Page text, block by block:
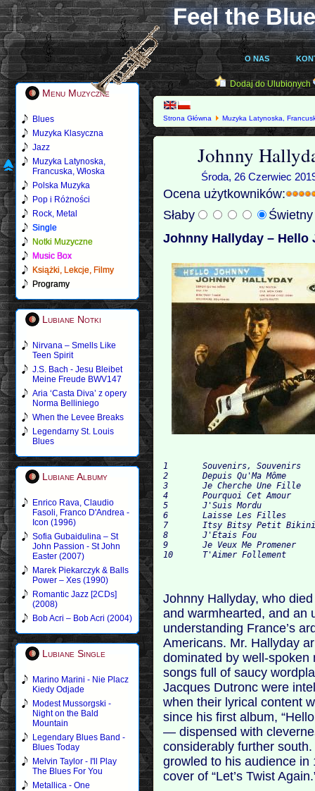
Feel the
O NAS
Menu Muzyczne
Blues
Muzyka Klasyczna
Jazz
Muzyka Latynoska,
Francuska, Włoska
Polska Muzyka
Pop i Różności
Rock, Metal
Single
Notki Muzyczne
Music Box
Książki, Lekcje, Filmy
Programy
Lubiane Notki
Nirvana – Smells Like
Teen Spirit
J.S. Bach - Jesu Bleibet
Meine Freude BWV147
Aria ‘Casta Diva’ z opery
Norma Belliniego
When the Levee Breaks
Legendarny St. Louis
Blues
Lubiane Albumy
Enrico Rava, Claudio
Fasoli, Franco D'Andrea -
Icon (1996)
Sofia Gubaidulina – St
John Passion - St John
Easter (2007)
Marek Piekarczyk & Balls
Power – Xes (1990)
Romantic Jazz [2CDs]
(2008)
Bob Acri – Bob Acri (2004)
Lubiane Single
Marino Marini - Nie Placz
Kiedy Odjade
Modest Mussorgski -
Night on the Bald
Mountain
Legendary Blues Band -
Blues Today
Melvin Taylor - I'll Play
The Blues For You
Metallica - One
Dodaj do Ulubionych
Strona Główna
Muzyka Latynoska,
(1960)
Johnny
Środa, 26 Czerwiec
Ocena użytkowników:
Słaby
Johnny Hallyday ‎– Hello
1 	Souvenirs, Souvenirs
2 	Depuis Qu'Ma Môme
3 	Je Cherche Une Fille
4 	Pourquoi Cet Amour
5 	J'Suis Mordu
6 	Laisse Les Filles
7 	Itsy Bitsy Petit Bikini
8 	J'Etais Fou
9 	Je Veux Me Promener
Johnny Hallyday, who
and warmhearted, and an
understanding France’s
Americans. Mr. Hallyday
dominated by well-
songs full of saucy
Jacques Dutronc were
when their lyrical content
since his first album,
— dispensed with
considerably further south.
growled to his audience
cover of “Let’s Twist